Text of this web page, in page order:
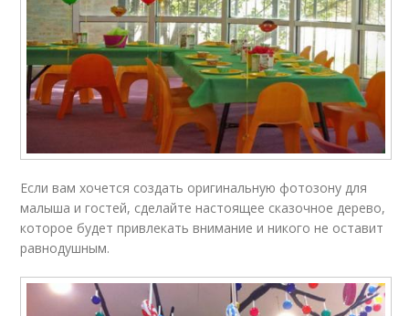
Если вам хочется создать оригинальную фотозону для
малыша и гостей, сделайте настоящее сказочное дерево,
которое будет привлекать внимание и никого не оставит
равнодушным.